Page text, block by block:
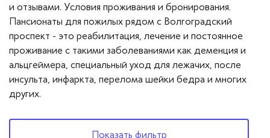
Хосписы
Как выбрать пансионат
Добавить пансионат
и отзывами. Условия проживания и бронирования.
Пансионаты для пожилых рядом с Волгоградский
проспект - это реабилитация, лечение и постоянное
проживание с такими заболеваниями как деменция и
альцгеймера, специальный уход для лежачих, после
инсульта, инфаркта, перелома шейки бедра и многих
других.
Показать фильтр